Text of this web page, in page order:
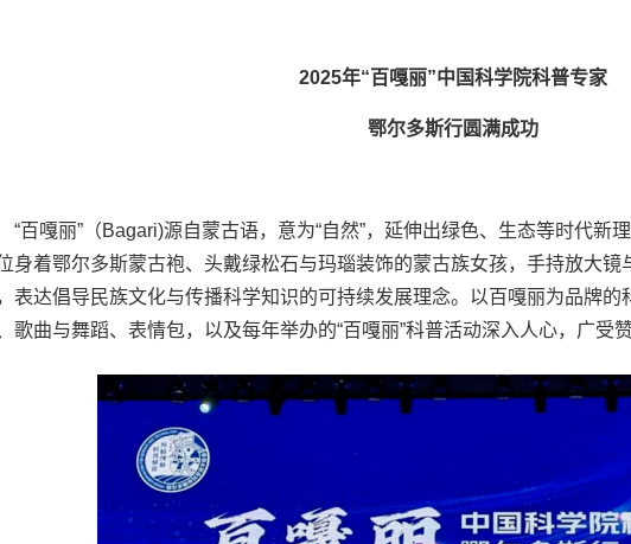
2025年“百嘎丽”中国科学院科普专家
鄂尔多斯行圆满成功
“百嘎丽”（Bagari)源自蒙古语，意为“自然”，延伸出绿色、生态等时代新
身着鄂尔多斯蒙古袍、头戴绿松石与玛瑙装饰的蒙古族女孩，手持放大镜
表达倡导民族文化与传播科学知识的可持续发展理念。以百嘎丽为品牌
歌曲与舞蹈、表情包，以及每年举办的“百嘎丽”科普活动深入人心，广受赞